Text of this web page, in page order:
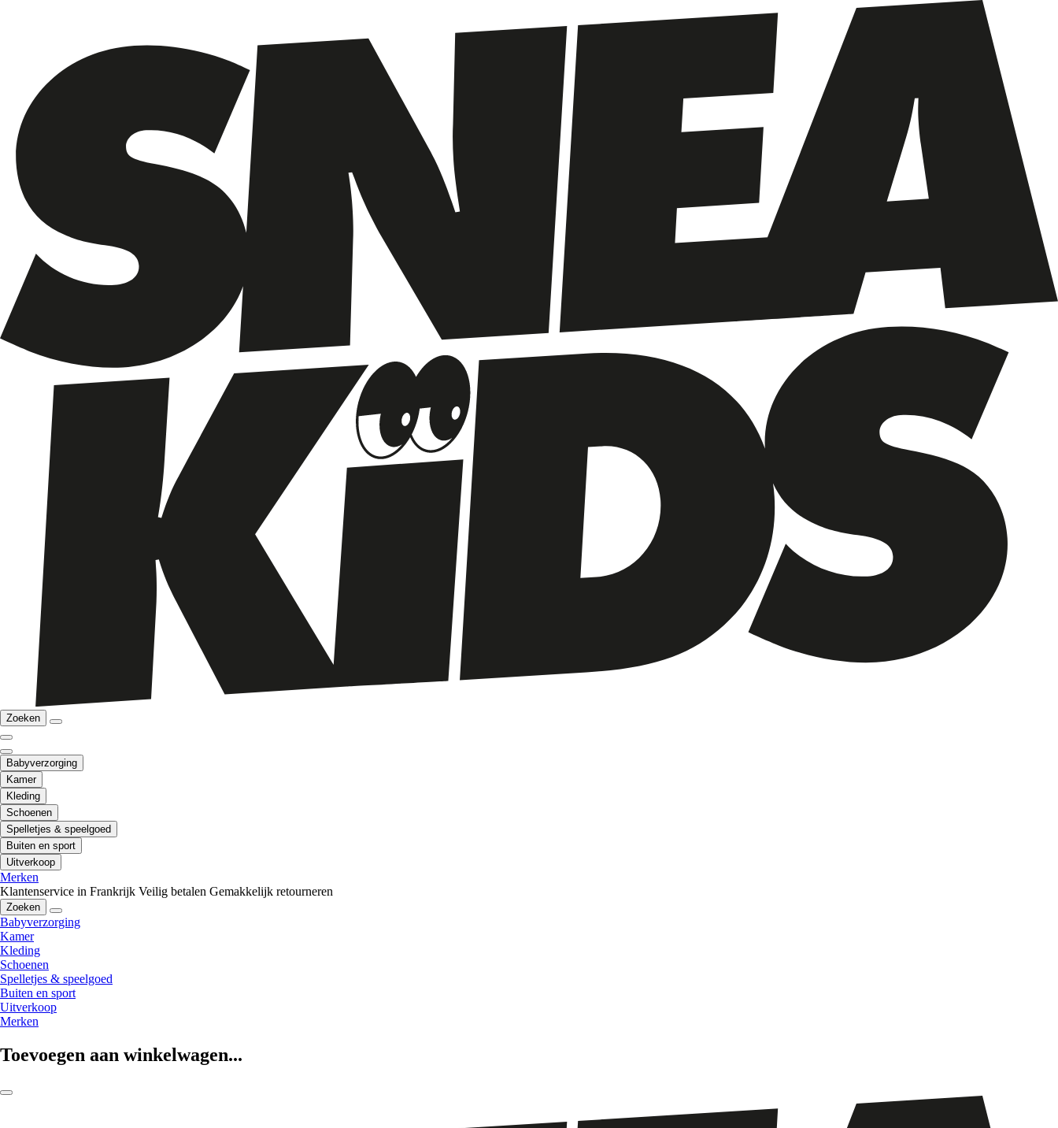
Zoeken
Babyverzorging
Kamer
Kleding
Schoenen
Spelletjes & speelgoed
Buiten en sport
Uitverkoop
Merken
Klantenservice in Frankrijk Veilig betalen Gemakkelijk retourneren
Zoeken
Babyverzorging
Kamer
Kleding
Schoenen
Spelletjes & speelgoed
Buiten en sport
Uitverkoop
Merken
Toevoegen aan winkelwagen...